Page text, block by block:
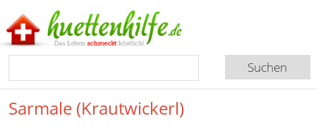
Sarmale (Krautwickerl)